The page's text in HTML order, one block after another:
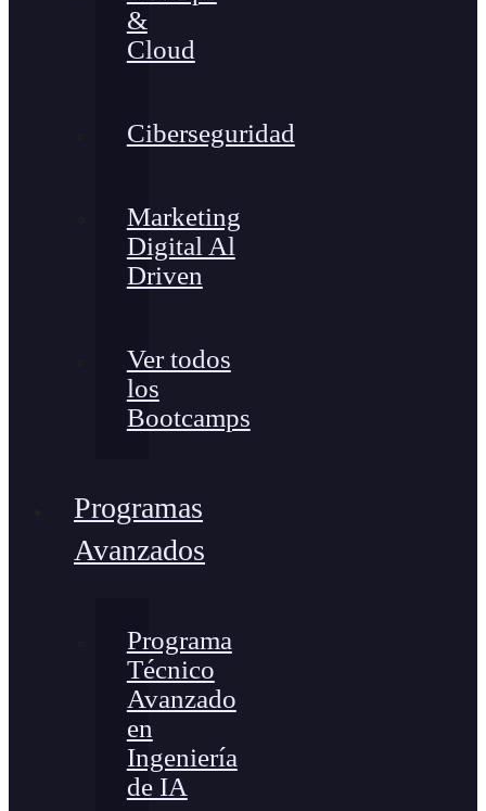
&
Cloud
Ciberseguridad
Marketing
Digital Al
Driven
Ver todos
los
Bootcamps
Programas
Avanzados
Programa
Técnico
Avanzado
en
Ingeniería
de IA